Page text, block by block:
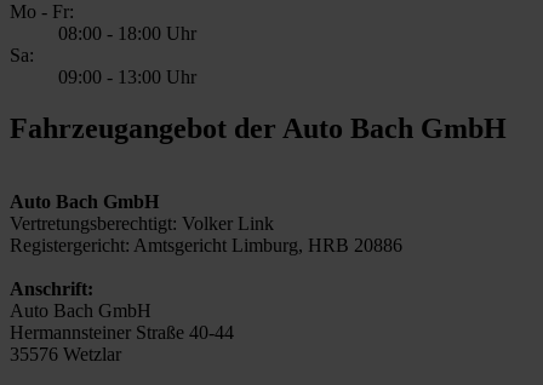
Mo - Fr:
08:00 - 18:00 Uhr
Sa:
09:00 - 13:00 Uhr
Fahrzeugangebot der Auto Bach GmbH
Auto Bach GmbH
Vertretungsberechtigt: Volker Link
Registergericht: Amtsgericht Limburg, HRB 20886
Anschrift:
Auto Bach GmbH
Hermannsteiner Straße 40-44
35576 Wetzlar